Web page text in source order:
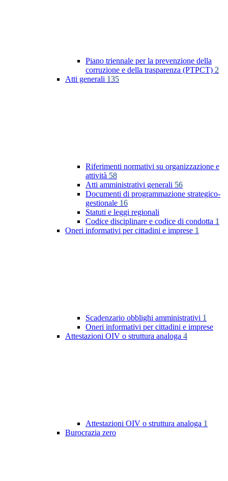
Piano triennale per la prevenzione della
corruzione e della trasparenza (PTPCT) 2
Atti generali 135
Riferimenti normativi su organizzazione e
attività 58
Atti amministrativi generali 56
Documenti di programmazione strategico-
gestionale 16
Statuti e leggi regionali
Codice disciplinare e codice di condotta 1
Oneri informativi per cittadini e imprese 1
Scadenzario obblighi amministrativi 1
Oneri informativi per cittadini e imprese
Attestazioni OIV o struttura analoga 4
Attestazioni OIV o struttura analoga 1
Burocrazia zero